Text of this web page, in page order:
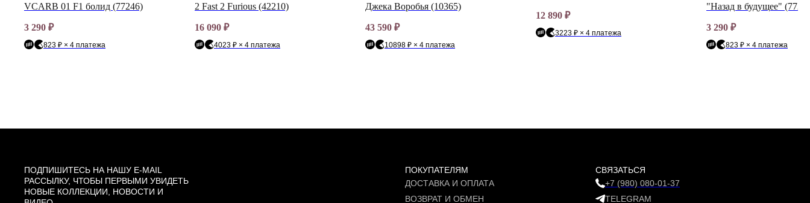
VCARB 01 F1 болид (77246)
3 290 ₽
823 ₽ × 4 платежа
2 Fast 2 Furious (42210)
16 090 ₽
4023 ₽ × 4 платежа
Джека Воробья (10365)
43 590 ₽
10898 ₽ × 4 платежа
12 890 ₽
3223 ₽ × 4 платежа
"Назад в будущее"
3 290 ₽
823 ₽ × 4 платежа
ПОДПИШИТЕСЬ НА НАШУ E-MAIL
РАССЫЛКУ, ЧТОБЫ ПЕРВЫМИ УВИДЕТЬ
НОВЫЕ КОЛЛЕКЦИИ, НОВОСТИ И
ПОКУПАТЕЛЯМ
ДОСТАВКА И ОПЛАТА
ВОЗВРАТ И ОБМЕН
СВЯЗАТЬСЯ
+7 (980) 080-01-37
TELEGRAM